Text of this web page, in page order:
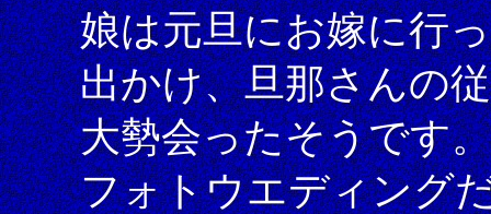
娘は元旦にお嫁に行
出かけ、旦那さんの
大勢会ったそうです。
フォトウエディング